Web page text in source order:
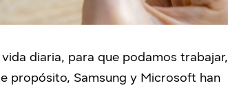
diaria, para que podamos trabajar,
propósito, Samsung y Microsoft han